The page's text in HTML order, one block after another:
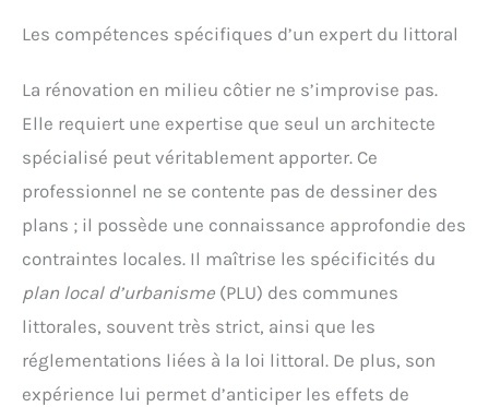
Les compétences spécifiques d’un expert du littoral
La rénovation en milieu côtier ne s’improvise pas.
Elle requiert une expertise que seul un architecte
spécialisé peut véritablement apporter. Ce
professionnel ne se contente pas de dessiner des
plans ; il possède une connaissance approfondie des
contraintes locales. Il maîtrise les spécificités du
plan local d’urbanisme (PLU) des communes
littorales, souvent très strict, ainsi que les
réglementations liées à la loi littoral. De plus, son
expérience lui permet d’anticiper les effets de